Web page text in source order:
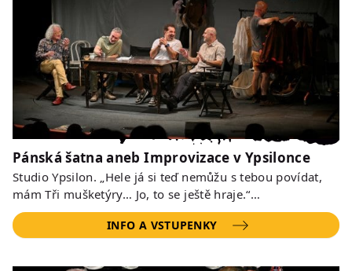
Pánská šatna aneb Improvizace v Ypsilonce
Studio Ypsilon. „Hele já si teď nemůžu s tebou povídat,
mám Tři mušketýry… Jo, to se ještě hraje.“…
INFO A VSTUPENKY